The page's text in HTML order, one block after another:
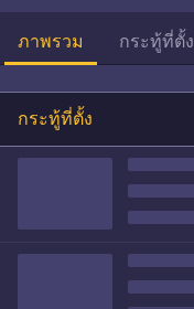
ภาพรวม กระทู้ที่ตั้ง
กระทู้ที่ตั้ง